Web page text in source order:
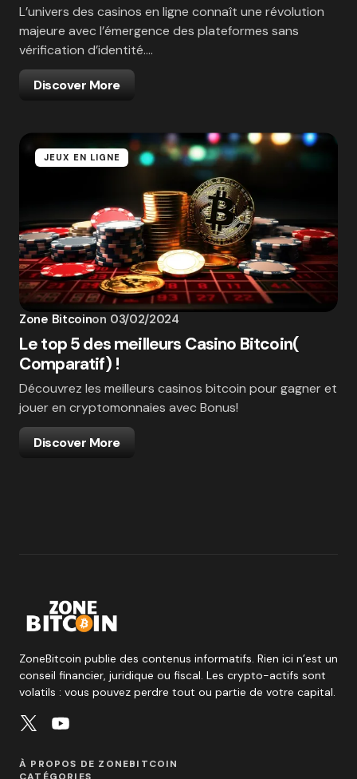
L’univers des casinos en ligne connaît une révolution
majeure avec l’émergence des plateformes sans
vérification d’identité.…
Discover More
JEUX EN LIGNE
Zone Bitcoinon 03/02/2024
Le top 5 des meilleurs Casino Bitcoin(
Comparatif) !
Découvrez les meilleurs casinos bitcoin pour gagner et
jouer en cryptomonnaies avec Bonus!
Discover More
ZoneBitcoin publie des contenus informatifs. Rien ici n’est un
conseil financier, juridique ou fiscal. Les crypto-actifs sont
volatils : vous pouvez perdre tout ou partie de votre capital.
À PROPOS DE ZONEBITCOIN
CATÉGORIES